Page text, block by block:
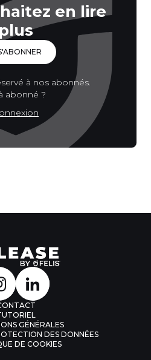
en lire
plus
à nos abonnés.
abonné ?
GÉNÉRALES
DES DONNÉES
DE COOKIES